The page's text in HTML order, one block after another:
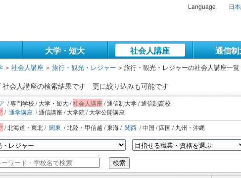
Language 日
大学・短大 社会人講座 通信
＞ 社会人講座 ＞ 旅行・観光・レジャー ＞旅行・観光・レジャーの社会人講座一覧
会人講座の検索結果です 更に絞り込みも可能です
/ 専門学校 / 大学・短大 /社会人講座/ 通信制大学 / 通信制高校
/ 通学講座 / 通信講座 / 大学院 / 大学公開講座
/ 北海道・東北 / 関東 / 北陸・甲信越 / 東海 / 関西 / 中国 / 四国 / 九州・沖縄
検索